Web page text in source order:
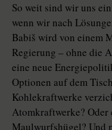
So weit sind wir uns
wenn wir nach
Babiš wird von einem
Regierung – ohne die
eine neue
Optionen auf dem
Kohlekraftwerke
Atomkraftwerke?
Maulwurfshügel? Und